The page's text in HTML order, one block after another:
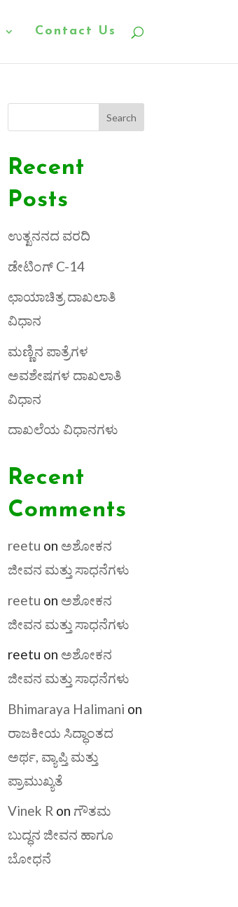
Contact Us
Search
Recent
Posts
ಉತ್ಖನನದ ವರದಿ
ಡೇಟಿಂಗ್ C-14
ಛಾಯಾಚಿತ್ರ ದಾಖಲಾತಿ
ವಿಧಾನ
ಮಣ್ಣಿನ ಪಾತ್ರೆಗಳ
ಅವಶೇಷಗಳ ದಾಖಲಾತಿ
ವಿಧಾನ
ದಾಖಲೆಯ ವಿಧಾನಗಳು
Recent
Comments
reetu on ಅಶೋಕನ
ಜೀವನ ಮತ್ತು ಸಾಧನೆಗಳು
reetu on ಅಶೋಕನ
ಜೀವನ ಮತ್ತು ಸಾಧನೆಗಳು
reetu on ಅಶೋಕನ
ಜೀವನ ಮತ್ತು ಸಾಧನೆಗಳು
Bhimaraya Halimani on
ರಾಜಕೀಯ ಸಿದ್ಧಾಂತದ
ಅರ್ಥ, ವ್ಯಾಪ್ತಿ ಮತ್ತು
ಪ್ರಾಮುಖ್ಯತೆ
Vinek R on ಗೌತಮ
ಬುದ್ಧನ ಜೀವನ ಹಾಗೂ
ಬೋಧನೆ